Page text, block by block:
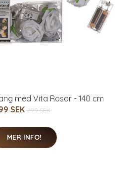
med Vita Rosor - 140 cm
SEK 299 SEK
MER INFO!